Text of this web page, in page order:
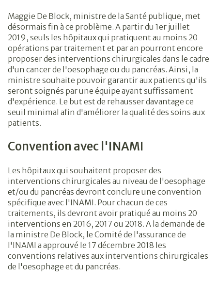
Maggie De Block, ministre de la Santé publique, met
désormais fin à ce problème. A partir du 1er juillet
2019, seuls les hôpitaux qui pratiquent au moins 20
opérations par traitement et par an pourront encore
proposer des interventions chirurgicales dans le cadre
d'un cancer de l'oesophage ou du pancréas. Ainsi, la
ministre souhaite pouvoir garantir aux patients qu'ils
seront soignés par une équipe ayant suffissament
d'expérience. Le but est de rehausser davantage ce
seuil minimal afin d'améliorer la qualité des soins aux
patients.
Convention avec l'INAMI
Les hôpitaux qui souhaitent proposer des
interventions chirurgicales au niveau de l'oesophage
et/ou du pancréas devront conclure une convention
spécifique avec l'INAMI. Pour chacun de ces
traitements, ils devront avoir pratiqué au moins 20
interventions en 2016, 2017 ou 2018. A la demande de
la ministre De Block, le Comité de l'assurance de
l'INAMI a approuvé le 17 décembre 2018 les
conventions relatives aux interventions chirurgicales
de l'oesophage et du pancréas.